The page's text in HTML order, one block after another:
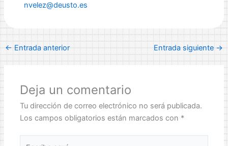
nvelez@deusto.es
←Entrada anterior Entrada siguiente→
Deja un comentario
Tu dirección de correo electrónico no será publicada.
Los campos obligatorios están marcados con *